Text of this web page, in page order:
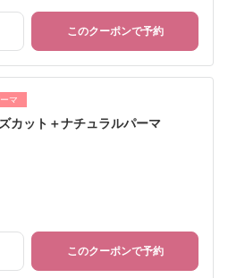
このクーポンで予約
マ
カット＋ナチュラルパーマ
このクーポンで予約